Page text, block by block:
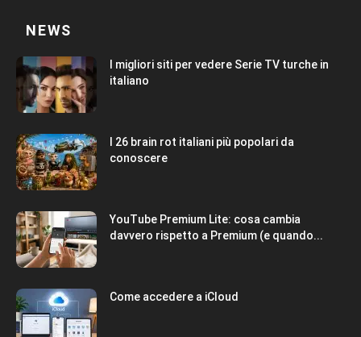
NEWS
I migliori siti per vedere Serie TV turche in
italiano
I 26 brain rot italiani più popolari da
conoscere
YouTube Premium Lite: cosa cambia
davvero rispetto a Premium (e quando...
Come accedere a iCloud